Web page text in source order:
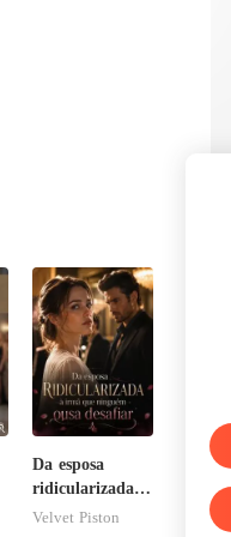
Da esposa
ridicularizada à
irmã que
Velvet Piston